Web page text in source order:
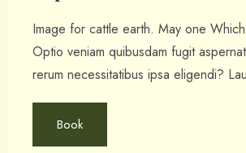
Image for cattle earth. May one
Optio veniam quibusdam fugit
rerum necessitatibus ipsa eligendi?
illo, veniam quibusdam fugit aspernatur
quos esse libero nesciunt, molestiae
Book